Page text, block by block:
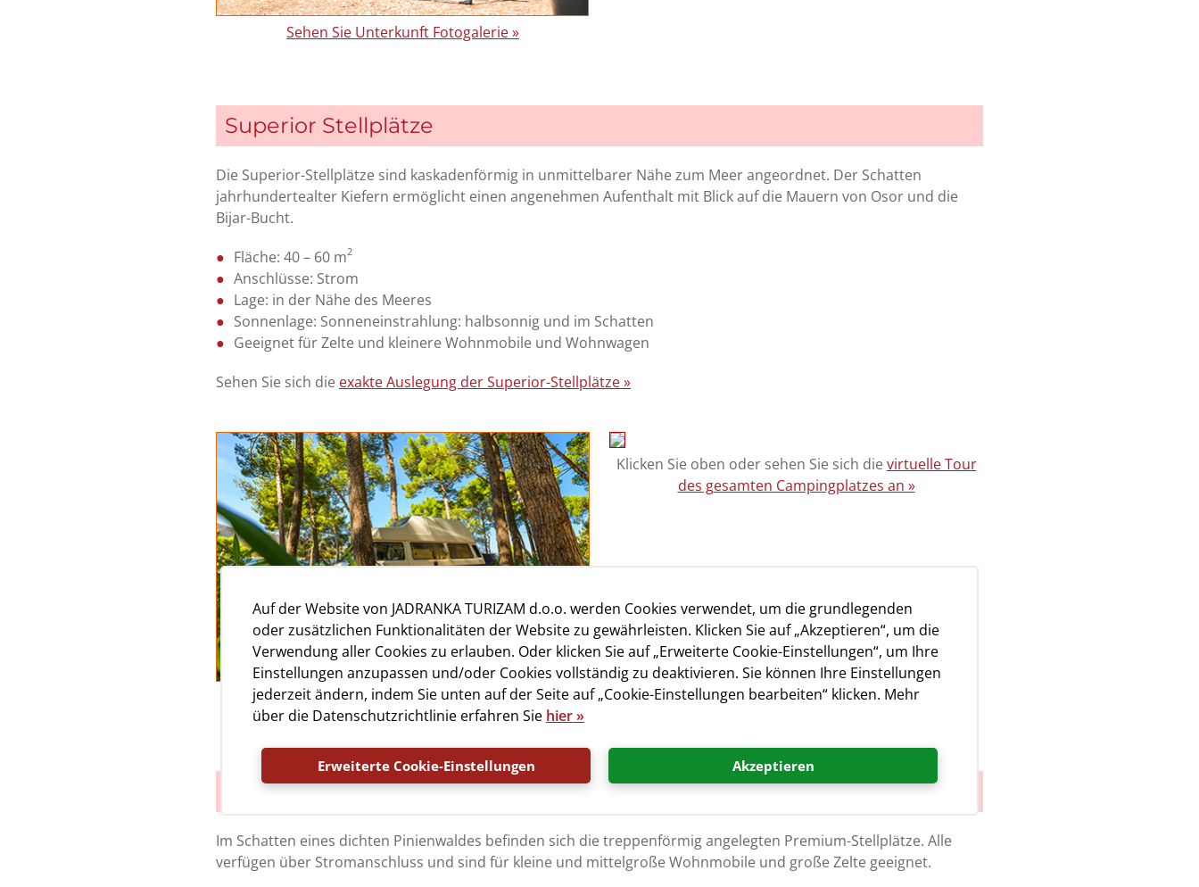
Sehen Sie Unterkunft Fotogalerie »
Superior Stellplätze
Die Superior-Stellplätze sind kaskadenförmig in unmittelbarer Nähe zum Meer angeordnet. Der Schatten
jahrhundertealter Kiefern ermöglicht einen angenehmen Aufenthalt mit Blick auf die Mauern von Osor und die
Bijar-Bucht.
Fläche: 40 – 60 m2
Anschlüsse: Strom
Lage: in der Nähe des Meeres
Sonnenlage: Sonneneinstrahlung: halbsonnig und im Schatten
Geeignet für Zelte und kleinere Wohnmobile und Wohnwagen
Sehen Sie sich die exakte Auslegung der Superior-Stellplätze »
Sehen Sie Unterkunft Fotogalerie »
Klicken Sie oben oder sehen Sie sich die virtuelle Tour
des gesamten Campingplatzes an »
Premium Stellplätze
Im Schatten eines dichten Pinienwaldes befinden sich die treppenförmig angelegten Premium-Stellplätze. Alle
verfügen über Stromanschluss und sind für kleine und mittelgroße Wohnmobile und große Zelte geeignet.
Auf der Website von JADRANKA TURIZAM d.o.o. werden Cookies verwendet, um die grundlegenden
oder zusätzlichen Funktionalitäten der Website zu gewährleisten. Klicken Sie auf „Akzeptieren“, um die
Verwendung aller Cookies zu erlauben. Oder klicken Sie auf „Erweiterte Cookie-Einstellungen“, um Ihre
Einstellungen anzupassen und/oder Cookies vollständig zu deaktivieren. Sie können Ihre Einstellungen
jederzeit ändern, indem Sie unten auf der Seite auf „Cookie-Einstellungen bearbeiten“ klicken. Mehr
über die Datenschutzrichtlinie erfahren Sie hier »
Erweiterte Cookie-Einstellungen Akzeptieren